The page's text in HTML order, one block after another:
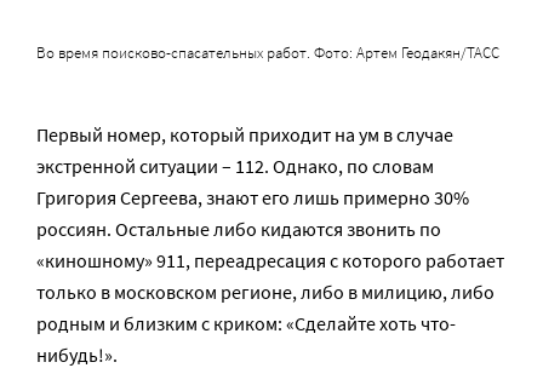
Во время поисково-спасательных работ. Фото: Артем Геодакян/ТАСС
Первый номер, который приходит на ум в случае
экстренной ситуации – 112. Однако, по словам
Григория Сергеева, знают его лишь примерно 30%
россиян. Остальные либо кидаются звонить по
«киношному» 911, переадресация с которого работает
только в московском регионе, либо в милицию, либо
родным и близким с криком: «Cделайте хоть что-
нибудь!».